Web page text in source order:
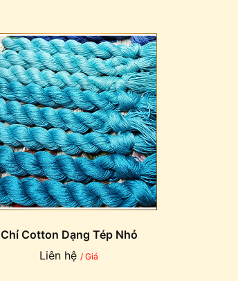
Chỉ Cotton Dạng Tép Nhỏ
Liên hệ / Giá